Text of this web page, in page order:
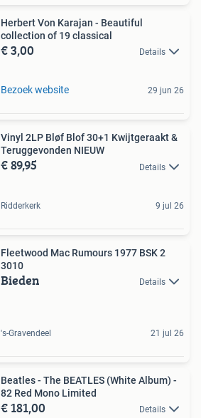
Herbert Von Karajan - Beautiful
collection of 19 classical
€ 3,00 Details
Bezoek website 29 jun 26
Vinyl 2LP Bløf Blof 30+1 Kwijtgeraakt &
Teruggevonden NIEUW
€ 89,95 Details
Ridderkerk 9 jul 26
Fleetwood Mac Rumours 1977 BSK 2
3010
Bieden Details
's-Gravendeel 21 jul 26
Beatles - The BEATLES (White Album) -
82 Red Mono Limited
€ 181,00 Details